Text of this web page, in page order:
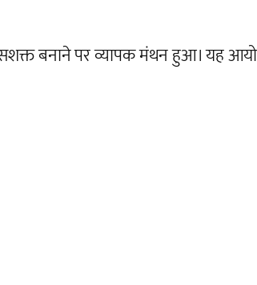
बनाने पर व्यापक मंथन हुआ। यह